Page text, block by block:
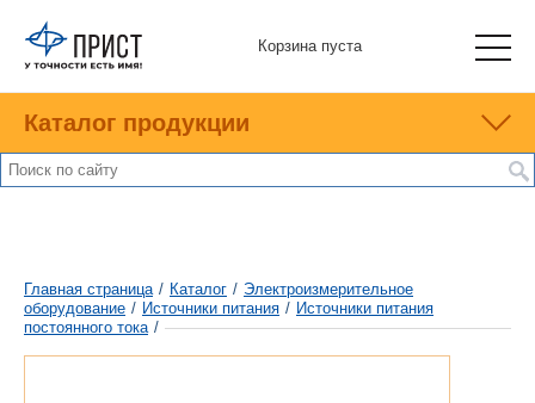
Корзина пуста
Каталог продукции
Главная страница / Каталог / Электроизмерительное
оборудование / Источники питания / Источники питания
постоянного тока /